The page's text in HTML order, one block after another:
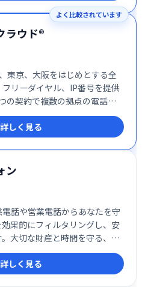
よく比較されています
ラウド®
東京、大阪をはじめとする全
リーダイヤル、IP番号を提供
の契約で複数の拠点の電話番
務の効率化に貢献します。
詳しく見る
ン
話や営業電話からあなたを守
果的にフィルタリングし、安
大切な財産と時間を守る、安
ビスです。
詳しく見る